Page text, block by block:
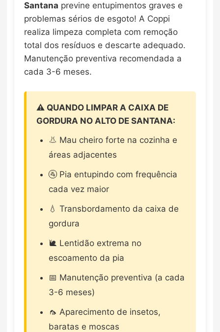
Santana previne entupimentos graves e
problemas sérios de esgoto! A Coppi
realiza limpeza completa com remoção
total dos resíduos e descarte adequado.
Manutenção preventiva recomendada a
cada 3-6 meses.
⚠️ QUANDO LIMPAR A CAIXA DE
GORDURA NO ALTO DE SANTANA:
👃 Mau cheiro forte na cozinha e
áreas adjacentes
🚰 Pia entupindo com frequência
cada vez maior
💧 Transbordamento da caixa de
gordura
🐌 Lentidão extrema no
escoamento da pia
📅 Manutenção preventiva (a cada
3-6 meses)
🦟 Aparecimento de insetos,
baratas e moscas